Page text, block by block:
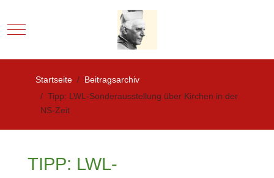
Mobile Menu Toggle
Startseite
Beitragsarchiv
Tipp: LWL-Sonderausstellung über Kirchen in der
NS-Zeit
TIPP: LWL-